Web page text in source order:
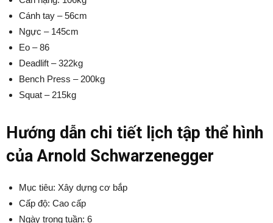
Cánh tay – 56cm
Ngực – 145cm
Eo – 86
Deadlift – 322kg
Bench Press – 200kg
Squat – 215kg
Hướng dẫn chi tiết lịch tập thể hình
của Arnold Schwarzenegger
Mục tiêu: Xây dựng cơ bắp
Cấp độ: Cao cấp
Ngày trong tuần: 6